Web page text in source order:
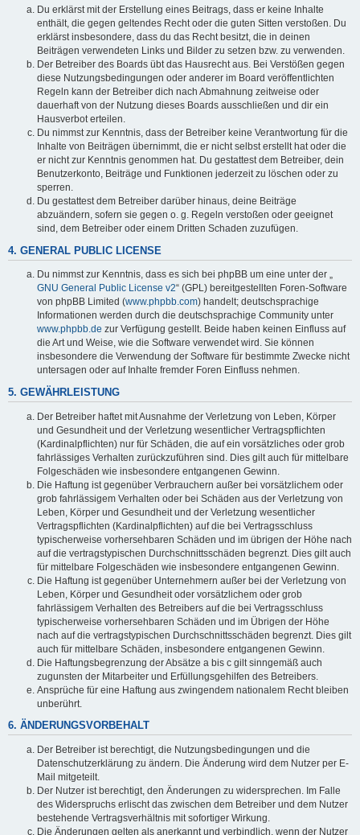
Du erklärst mit der Erstellung eines Beitrags, dass er keine Inhalte
enthält, die gegen geltendes Recht oder die guten Sitten verstoßen. Du
erklärst insbesondere, dass du das Recht besitzt, die in deinen
Beiträgen verwendeten Links und Bilder zu setzen bzw. zu verwenden.
Der Betreiber des Boards übt das Hausrecht aus. Bei Verstößen gegen
diese Nutzungsbedingungen oder anderer im Board veröffentlichten
Regeln kann der Betreiber dich nach Abmahnung zeitweise oder
dauerhaft von der Nutzung dieses Boards ausschließen und dir ein
Hausverbot erteilen.
Du nimmst zur Kenntnis, dass der Betreiber keine Verantwortung für die
Inhalte von Beiträgen übernimmt, die er nicht selbst erstellt hat oder die
er nicht zur Kenntnis genommen hat. Du gestattest dem Betreiber, dein
Benutzerkonto, Beiträge und Funktionen jederzeit zu löschen oder zu
sperren.
Du gestattest dem Betreiber darüber hinaus, deine Beiträge
abzuändern, sofern sie gegen o. g. Regeln verstoßen oder geeignet
sind, dem Betreiber oder einem Dritten Schaden zuzufügen.
4. GENERAL PUBLIC LICENSE
Du nimmst zur Kenntnis, dass es sich bei phpBB um eine unter der „
GNU General Public License v2“ (GPL) bereitgestellten Foren-Software
von phpBB Limited (www.phpbb.com) handelt; deutschsprachige
Informationen werden durch die deutschsprachige Community unter
www.phpbb.de zur Verfügung gestellt. Beide haben keinen Einfluss auf
die Art und Weise, wie die Software verwendet wird. Sie können
insbesondere die Verwendung der Software für bestimmte Zwecke nicht
untersagen oder auf Inhalte fremder Foren Einfluss nehmen.
5. GEWÄHRLEISTUNG
Der Betreiber haftet mit Ausnahme der Verletzung von Leben, Körper
und Gesundheit und der Verletzung wesentlicher Vertragspflichten
(Kardinalpflichten) nur für Schäden, die auf ein vorsätzliches oder grob
fahrlässiges Verhalten zurückzuführen sind. Dies gilt auch für mittelbare
Folgeschäden wie insbesondere entgangenen Gewinn.
Die Haftung ist gegenüber Verbrauchern außer bei vorsätzlichem oder
grob fahrlässigem Verhalten oder bei Schäden aus der Verletzung von
Leben, Körper und Gesundheit und der Verletzung wesentlicher
Vertragspflichten (Kardinalpflichten) auf die bei Vertragsschluss
typischerweise vorhersehbaren Schäden und im übrigen der Höhe nach
auf die vertragstypischen Durchschnittsschäden begrenzt. Dies gilt auch
für mittelbare Folgeschäden wie insbesondere entgangenen Gewinn.
Die Haftung ist gegenüber Unternehmern außer bei der Verletzung von
Leben, Körper und Gesundheit oder vorsätzlichem oder grob
fahrlässigem Verhalten des Betreibers auf die bei Vertragsschluss
typischerweise vorhersehbaren Schäden und im Übrigen der Höhe
nach auf die vertragstypischen Durchschnittsschäden begrenzt. Dies gilt
auch für mittelbare Schäden, insbesondere entgangenen Gewinn.
Die Haftungsbegrenzung der Absätze a bis c gilt sinngemäß auch
zugunsten der Mitarbeiter und Erfüllungsgehilfen des Betreibers.
Ansprüche für eine Haftung aus zwingendem nationalem Recht bleiben
unberührt.
6. ÄNDERUNGSVORBEHALT
Der Betreiber ist berechtigt, die Nutzungsbedingungen und die
Datenschutzerklärung zu ändern. Die Änderung wird dem Nutzer per E-
Mail mitgeteilt.
Der Nutzer ist berechtigt, den Änderungen zu widersprechen. Im Falle
des Widerspruchs erlischt das zwischen dem Betreiber und dem Nutzer
bestehende Vertragsverhältnis mit sofortiger Wirkung.
Die Änderungen gelten als anerkannt und verbindlich, wenn der Nutzer